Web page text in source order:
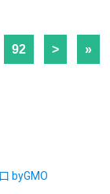
92 > »